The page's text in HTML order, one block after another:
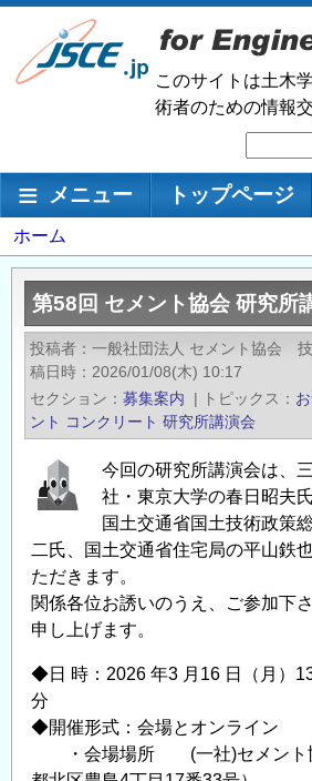
メ
ン
移
このサイトは土木
術者のための情報
索
メインナビゲーション
メニュー トップページ
パ
ン
く
ず
ホーム
第58回 セメント協会 研究所
投稿者 一般社団法人 セメント協会
稿日時
2026/01/08(木) 10:17
セクション
募集案内 | トピックス
ント コンクリート 研究所講演会
今回の研究所講演会は、
社・東京大学の春日昭夫
国土交通省国土技術政策
二氏、国土交通省住宅局の平山鉄
ただきます。
関係各位お誘いのうえ、ご参加下
申し上げます。
◆日 時：2026 年3 月16 日（月）
分
◆開催形式：会場とオンライン
・会場場所 (一社)セメント協